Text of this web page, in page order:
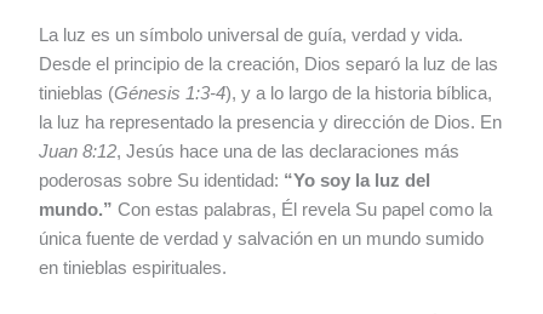
La luz es un símbolo universal de guía, verdad y vida.
Desde el principio de la creación, Dios separó la luz de las
tinieblas (Génesis 1:3-4), y a lo largo de la historia bíblica,
la luz ha representado la presencia y dirección de Dios. En
Juan 8:12, Jesús hace una de las declaraciones más
poderosas sobre Su identidad: “Yo soy la luz del
mundo.” Con estas palabras, Él revela Su papel como la
única fuente de verdad y salvación en un mundo sumido
en tinieblas espirituales.